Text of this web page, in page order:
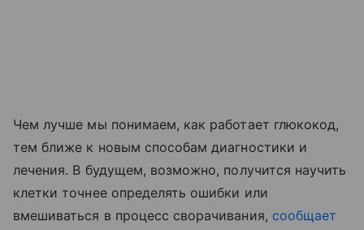
Чем лучше мы понимаем, как работает глюкокод,
тем ближе к новым способам диагностики и
лечения. В будущем, возможно, получится научить
клетки точнее определять ошибки или
вмешиваться в процесс сворачивания, сообщает